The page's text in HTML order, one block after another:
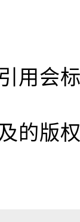
用会
的版